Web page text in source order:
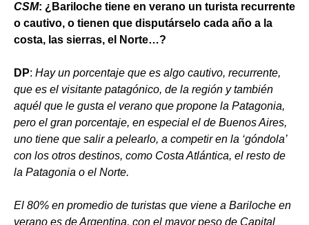
CSM: ¿Bariloche tiene en verano un turista recurrente
o cautivo, o tienen que disputárselo cada año a la
costa, las sierras, el Norte…?
DP: Hay un porcentaje que es algo cautivo, recurrente,
que es el visitante patagónico, de la región y también
aquél que le gusta el verano que propone la Patagonia,
pero el gran porcentaje, en especial el de Buenos Aires,
uno tiene que salir a pelearlo, a competir en la ‘góndola’
con los otros destinos, como Costa Atlántica, el resto de
la Patagonia o el Norte.
El 80% en promedio de turistas que viene a Bariloche en
verano es de Argentina, con el mayor peso de Capital